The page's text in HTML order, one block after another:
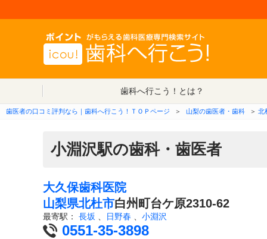
歯科へ行こう！とは？
歯医者の口コミ評判なら｜歯科へ行こう！ＴＯＰページ ＞ 山梨の歯医者・歯科 ＞ 北
小淵沢駅の歯科・歯医者
大久保歯科医院
山梨県北杜市白州町台ケ原2310-62
最寄駅： 長坂 日野春 小淵沢
0551-35-3898